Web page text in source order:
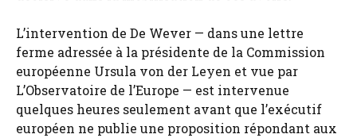
L’intervention de De Wever — dans une lettre
ferme adressée à la présidente de la Commission
européenne Ursula von der Leyen et vue par
L’Observatoire de l’Europe — est intervenue
quelques heures seulement avant que l’exécutif
européen ne publie une proposition répondant aux